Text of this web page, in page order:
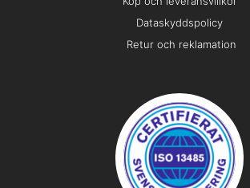
Dataskyddspolicy
Retur och reklamation